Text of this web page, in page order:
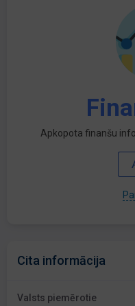
Apkopota finanšu
Cita informācija
Valsts piemērotie